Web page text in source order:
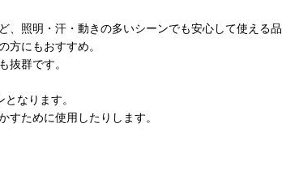
照明・汗・動きの多いシーンでも安心して使える品
方にもおすすめ。
抜群です。
なります。
ために使用したりします。